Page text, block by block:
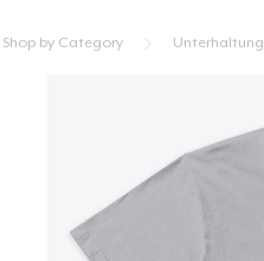
Shop by Category Unterhaltung